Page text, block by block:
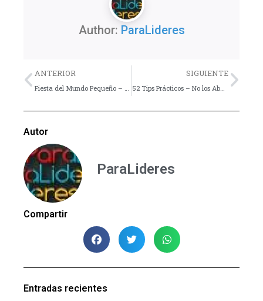
Author: ParaLideres
Previo
ANTERIOR
Fiesta del Mundo Pequeño – Dinámica
SIGUIENTE
52 Tips Prácticos – No los Aburras
Autor
ParaLideres
Compartir
Entradas recientes